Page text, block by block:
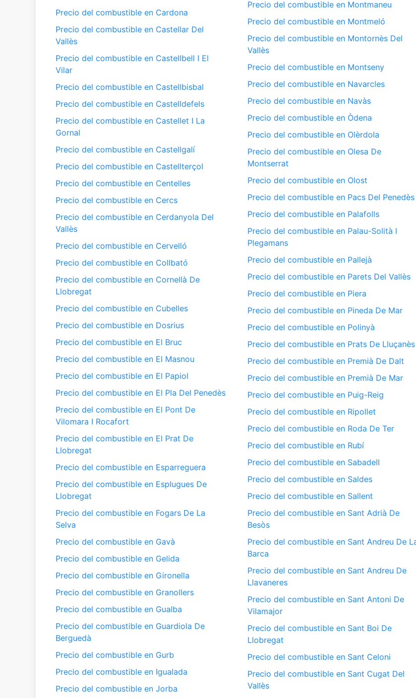
Precio del combustible en Cardona
Precio del combustible en Castellar Del
Vallès
Precio del combustible en Castellbell I El
Vilar
Precio del combustible en Castellbisbal
Precio del combustible en Castelldefels
Precio del combustible en Castellet I La
Gornal
Precio del combustible en Castellgalí
Precio del combustible en Castellterçol
Precio del combustible en Centelles
Precio del combustible en Cercs
Precio del combustible en Cerdanyola Del
Vallès
Precio del combustible en Cervelló
Precio del combustible en Collbató
Precio del combustible en Cornellà De
Llobregat
Precio del combustible en Cubelles
Precio del combustible en Dosrius
Precio del combustible en El Bruc
Precio del combustible en El Masnou
Precio del combustible en El Papiol
Precio del combustible en El Pla Del Penedès
Precio del combustible en El Pont De
Vilomara I Rocafort
Precio del combustible en El Prat De
Llobregat
Precio del combustible en Esparreguera
Precio del combustible en Esplugues De
Llobregat
Precio del combustible en Fogars De La
Selva
Precio del combustible en Gavà
Precio del combustible en Gelida
Precio del combustible en Gironella
Precio del combustible en Granollers
Precio del combustible en Gualba
Precio del combustible en Guardiola De
Berguedà
Precio del combustible en Gurb
Precio del combustible en Igualada
Precio del combustible en Jorba
Precio del combustible en Montmaneu
Precio del combustible en Montmeló
Precio del combustible en Montornès Del
Vallès
Precio del combustible en Montseny
Precio del combustible en Navarcles
Precio del combustible en Navàs
Precio del combustible en Òdena
Precio del combustible en Olèrdola
Precio del combustible en Olesa De
Montserrat
Precio del combustible en Olost
Precio del combustible en Pacs Del Penedès
Precio del combustible en Palafolls
Precio del combustible en Palau-Solità I
Plegamans
Precio del combustible en Pallejà
Precio del combustible en Parets Del Vallès
Precio del combustible en Piera
Precio del combustible en Pineda De Mar
Precio del combustible en Polinyà
Precio del combustible en Prats De Lluçanès
Precio del combustible en Premià De Dalt
Precio del combustible en Premià De Mar
Precio del combustible en Puig-Reig
Precio del combustible en Ripollet
Precio del combustible en Roda De Ter
Precio del combustible en Rubí
Precio del combustible en Sabadell
Precio del combustible en Saldes
Precio del combustible en Sallent
Precio del combustible en Sant Adrià De
Besòs
Precio del combustible en Sant Andreu De
Barca
Precio del combustible en Sant Andreu De
Llavaneres
Precio del combustible en Sant Antoni De
Vilamajor
Precio del combustible en Sant Boi De
Llobregat
Precio del combustible en Sant Celoni
Precio del combustible en Sant Cugat Del
Vallès